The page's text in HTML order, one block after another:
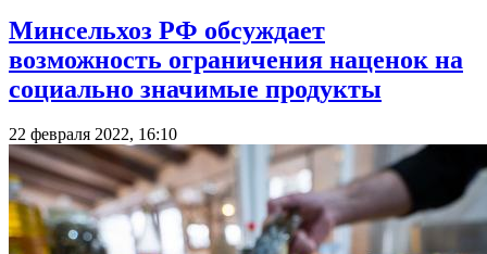
Минсельхоз РФ обсуждает
возможность ограничения наценок на
социально значимые продукты
22 февраля 2022, 16:10